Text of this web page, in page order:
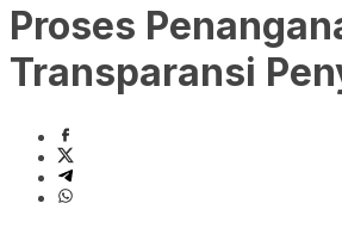
Proses
Transparansi